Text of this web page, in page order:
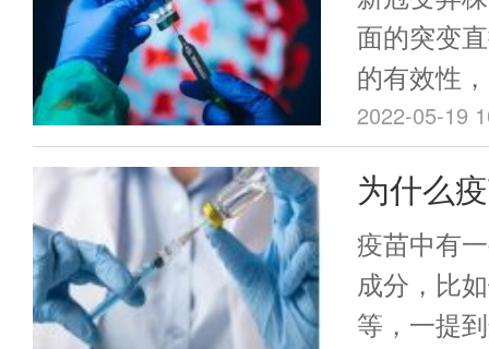
不能将接
件，等同
没有任何
全的，比
心肌炎。
反应，可
前，各国
制，在美
种突变
面的突变
的有效性
株的疫苗
疫苗具有
的体液免
展示发挥
山大学肿
题组与广
2022-05-19
为什么
盐”？这
疫苗中有
成分，比
等，一提